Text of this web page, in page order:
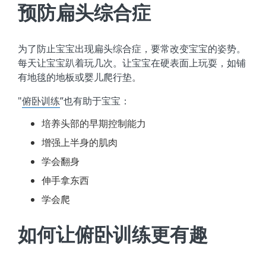
预防扁头综合症
为了防止宝宝出现扁头综合症，要常改变宝宝的姿势。
每天让宝宝趴着玩几次。让宝宝在硬表面上玩耍，如铺
有地毯的地板或婴儿爬行垫。
"俯卧训练”也有助于宝宝：
培养头部的早期控制能力
增强上半身的肌肉
学会翻身
伸手拿东西
学会爬
如何让俯卧训练更有趣